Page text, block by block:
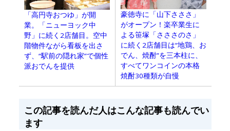
「高円寺おつゆ」が開
業。「ニューヨック中
野」に続く2店舗目。空中
階物件ながら看板を出さ
ず、“駅前の隠れ家”で個性
派おでんを提供
豪徳寺に「山下さささ」
がオープン！楽卒業生に
よる笹塚「さささのさ」
に続く2店舗目は“地鶏、お
でん、焼酎”を三本柱に、
すべてワンコインの本格
焼酎30種類が自慢
この記事を読んだ人はこんな記事も読んでい
ます